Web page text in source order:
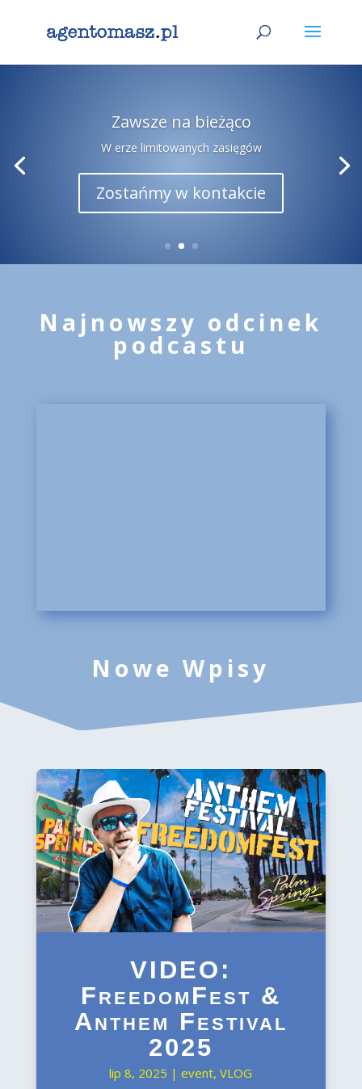
Zawsze na bieżąco
W erze limitowanych zasięgów
Zostańmy w kontakcie
Najnowszy odcinek
podcastu
Nowe Wpisy
VIDEO:
FreedomFest &
Anthem Festival
2025
lip 8, 2025 |event,VLOG